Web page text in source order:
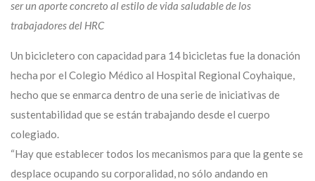
ser un aporte concreto al estilo de vida saludable de los
trabajadores del HRC
Un bicicletero con capacidad para 14 bicicletas fue la donación
hecha por el Colegio Médico al Hospital Regional Coyhaique,
hecho que se enmarca dentro de una serie de iniciativas de
sustentabilidad que se están trabajando desde el cuerpo
colegiado.
“Hay que establecer todos los mecanismos para que la gente se
desplace ocupando su corporalidad, no sólo andando en